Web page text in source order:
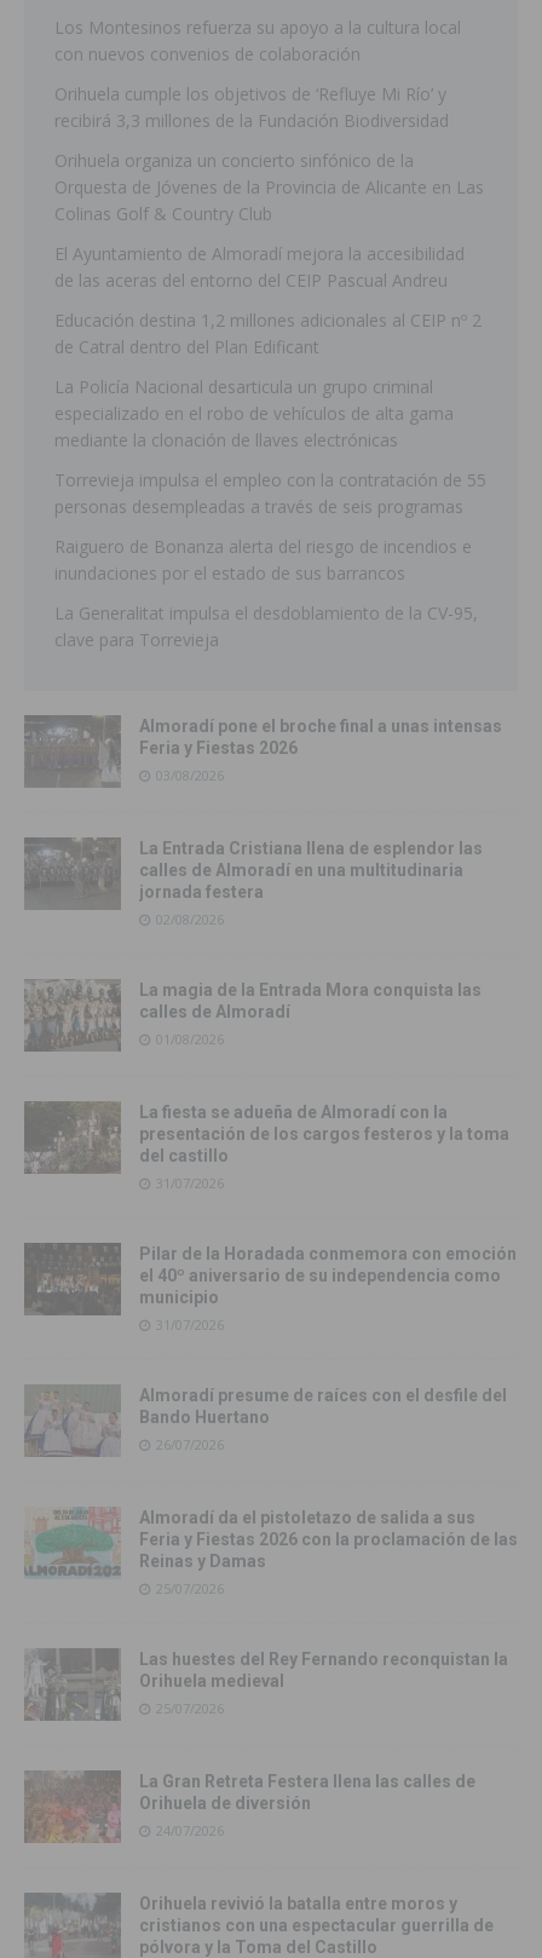
Los Montesinos refuerza su apoyo a la cultura local
con nuevos convenios de colaboración
Orihuela cumple los objetivos de ‘Refluye Mi Río’ y
recibirá 3,3 millones de la Fundación Biodiversidad
Orihuela organiza un concierto sinfónico de la
Orquesta de Jóvenes de la Provincia de Alicante en Las
Colinas Golf & Country Club
El Ayuntamiento de Almoradí mejora la accesibilidad
de las aceras del entorno del CEIP Pascual Andreu
Educación destina 1,2 millones adicionales al CEIP nº 2
de Catral dentro del Plan Edificant
La Policía Nacional desarticula un grupo criminal
especializado en el robo de vehículos de alta gama
mediante la clonación de llaves electrónicas
Torrevieja impulsa el empleo con la contratación de 55
personas desempleadas a través de seis programas
Raiguero de Bonanza alerta del riesgo de incendios e
inundaciones por el estado de sus barrancos
La Generalitat impulsa el desdoblamiento de la CV-95,
clave para Torrevieja
Almoradí pone el broche final a unas intensas
Feria y Fiestas 2026
03/08/2026
La Entrada Cristiana llena de esplendor las
calles de Almoradí en una multitudinaria
jornada festera
02/08/2026
La magia de la Entrada Mora conquista las
calles de Almoradí
01/08/2026
La fiesta se adueña de Almoradí con la
presentación de los cargos festeros y la toma
del castillo
31/07/2026
Pilar de la Horadada conmemora con emoción
el 40º aniversario de su independencia como
municipio
31/07/2026
Almoradí presume de raíces con el desfile del
Bando Huertano
26/07/2026
Almoradí da el pistoletazo de salida a sus
Feria y Fiestas 2026 con la proclamación de las
Reinas y Damas
25/07/2026
Las huestes del Rey Fernando reconquistan la
Orihuela medieval
25/07/2026
La Gran Retreta Festera llena las calles de
Orihuela de diversión
24/07/2026
Orihuela revivió la batalla entre moros y
cristianos con una espectacular guerrilla de
pólvora y la Toma del Castillo